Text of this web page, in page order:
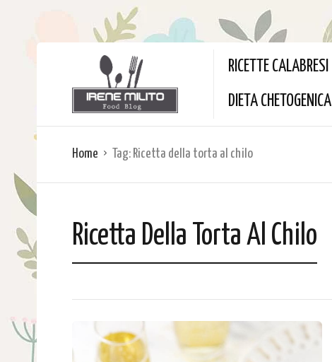
RICETTE CALABRESI
DIETA CHETOGENICA
Home Tag: Ricetta della torta al chilo
Ricetta Della Torta Al Chilo